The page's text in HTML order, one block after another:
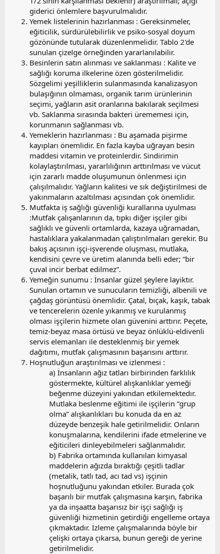
giderici önlemlere başvurulmalıdır.
Yemek listelerinin hazırlanması : Gereksinmeler,
eğiticilik, sürdürülebilirlik ve psiko-sosyal doyum
gözönünde tutularak düzenlenmelidir. Tablo 2'de
sunulan çizelge örneğinden yararlanılabilir.
Besinlerin satın alınması ve saklanması : Kalite ve
sağlığı koruma ilkelerine özen gösterilmelidir.
Sözgelimi yeşilliklerin sulanmasında kanalizasyon
bulaşığının olmaması, organik tarım ürünlerinin
seçimi, yağların asit oranlarına bakılarak seçilmesi
vb. Saklanma sırasında bakteri ürememesi için,
korunmanın sağlanması vb.
Yemeklerin hazırlanması : Bu aşamada pişirme
kayıpları önemlidir. En fazla kayba uğrayan besin
maddesi vitamin ve proteinlerdir. Sindirimin
kolaylaştırılması, yararlılığının arttırılması ve vücut
için zararlı madde oluşumunun önlenmesi için
çalışılmalıdır. Yağların kalitesi ve sık değiştirilmesi de
yakınmaların azaltılması açısından çok önemlidir.
Mutfakta iş sağlığı güvenliği kurallarına uyulması
:Mutfak çalışanlarının da, tıpkı diğer işçiler gibi
sağlıklı ve güvenli ortamlarda, kazaya uğramadan,
hastalıklara yakalanmadan çalıştırılmaları gerekir. Bu
bakış açısının işçi-işverende oluşması, mutlaka,
kendisini çevre ve üretim alanında belli eder; “bir
çuval incir berbat edilmez”.
Yemeğin sunumu : İnsanlar güzel şeylere layiktır.
Sunulan ortamın ve sunucuların temizliği, albenili ve
çağdaş görüntüsü önemlidir. Çatal, bıçak, kaşık, tabak
ve tencerelerin özenle yıkanmış ve kurulanmış
olması işçilerin hizmete olan güvenini arttırır. Peçete,
temiz-beyaz masa örtüsü ve beyaz önlüklü-eldivenli
servis elemanları ile desteklenmiş bir yemek
dağıtımı, mutfak çalışmasının başarısını arttırır.
Hoşnutluğun araştırılması ve izlenmesi :
a) İnsanların ağız tatları birbirinden farklılık
göstermekte, kültürel alışkanlıklar yemeği
beğenme düzeyini yakından etkilemektedır.
Mutlaka beslenme eğitimi ile işçilerin “grup
olma” alışkanlıkları bu konuda da en az
düzeyde benzeşik hale getirilmelidir. Onların
konuşmalarına, kendilerini ifade etmelerine ve
eğiticileri dinleyebilmeleri sağlanmalıdır.
b) Fabrika ortamında kullanılan kimyasal
maddelerin ağızda bıraktığı çeşitli tadlar
(metalik, tatlı tad, acı tad vs) işçinin
hoşnutluğunu yakından etkiler. Burada çok
başarılı bir mutfak çalışmasına karşın, fabrika
ya da inşaatta başarısız bir işçi sağlığı iş
güvenliği hizmetinin getirdiği engelleme ortaya
çıkmaktadır. İzleme çalışmalarında böyle bir
çelişki ortaya çıkarsa, bunun gereği de yerine
getirilmelidir.​